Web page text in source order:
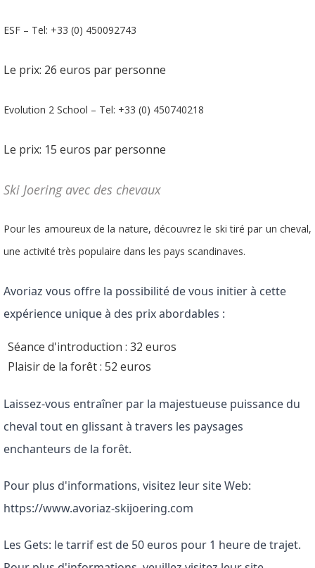
ESF – Tel: +33 (0) 450092743
Le prix: 26 euros par personne
Evolution 2 School – Tel: +33 (0) 450740218
Le prix: 15 euros par personne
Ski Joering avec des chevaux
Pour les amoureux de la nature, découvrez le ski tiré par un cheval,
une activité très populaire dans les pays scandinaves.
Avoriaz vous offre la possibilité de vous initier à cette
expérience unique à des prix abordables :
Séance d'introduction : 32 euros
Plaisir de la forêt : 52 euros
Laissez-vous entraîner par la majestueuse puissance du
cheval tout en glissant à travers les paysages
enchanteurs de la forêt.
Pour plus d'informations, visitez leur site Web:
https://www.avoriaz-skijoering.com
Les Gets: le tarrif est de 50 euros pour 1 heure de trajet.